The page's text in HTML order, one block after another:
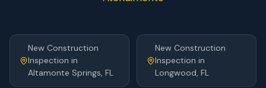
New Construction
Inspection in
Altamonte Springs, FL
New Construction
Inspection in
Longwood, FL